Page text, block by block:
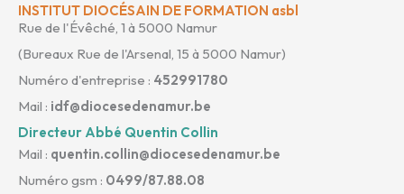
INSTITUT DIOCÉSAIN DE FORMATION asbl
Rue de l'Évêché, 1 à 5000 Namur
(Bureaux Rue de l'Arsenal, 15 à 5000 Namur)
Numéro d'entreprise : 452991780
Mail : idf@diocesedenamur.be
Directeur Abbé Quentin Collin
Mail : quentin.collin@diocesedenamur.be
Numéro gsm : 0499/87.88.08